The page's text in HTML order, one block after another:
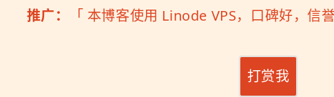
推广： 「 本博客使用 Linode VPS，口碑好，信
打赏我